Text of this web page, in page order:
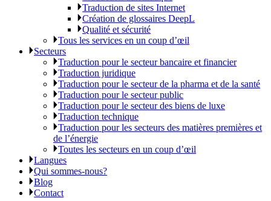
Traduction de sites Internet
Création de glossaires DeepL
Qualité et sécurité
Tous les services en un coup d’œil
Secteurs
Traduction pour le secteur bancaire et financier
Traduction juridique
Traduction pour le secteur de la pharma et de la santé
Traduction pour le secteur public
Traduction pour le secteur des biens de luxe
Traduction technique
Traduction pour les secteurs des matières premières et
de l’énergie
Toutes les secteurs en un coup d’œil
Langues
Qui sommes-nous?
Blog
Contact